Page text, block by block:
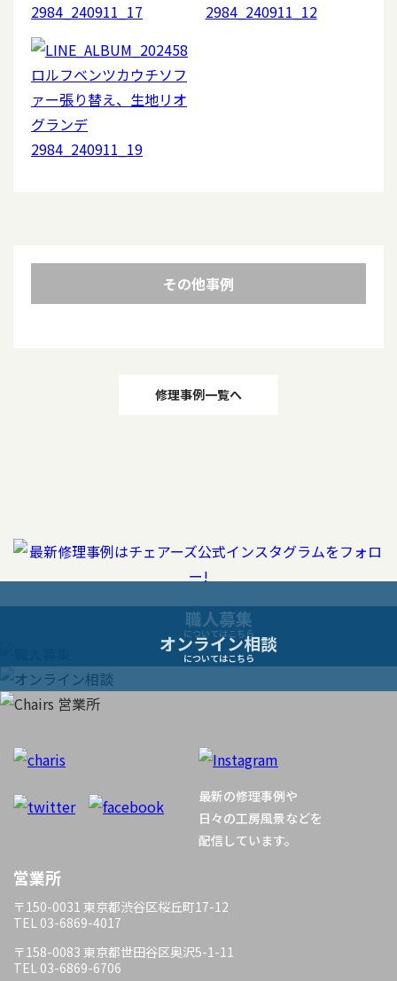
その他事例
ゲ
ー
シ
ョ
ン
修理事例一覧へ
職人募集
についてはこちら
オンライン相談
についてはこちら
最新の修理事例や
日々の工房風景などを
配信しています。
営業所
〒150-0031 東京都渋谷区桜丘町17-12
TEL 03-6869-4017
〒158-0083 東京都世田谷区奥沢5-1-11
TEL 03-6869-6706